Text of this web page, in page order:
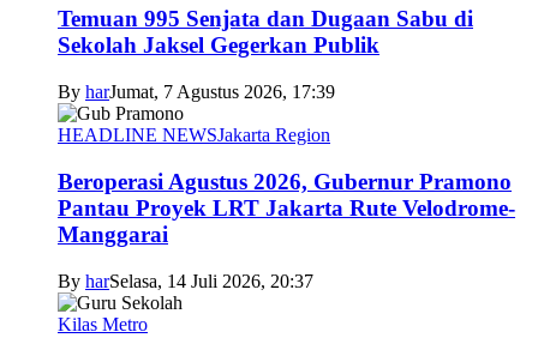
Temuan 995 Senjata dan Dugaan Sabu di
Sekolah Jaksel Gegerkan Publik
By harJumat, 7 Agustus 2026, 17:39
HEADLINE NEWSJakarta Region
Beroperasi Agustus 2026, Gubernur Pramono
Pantau Proyek LRT Jakarta Rute Velodrome-
Manggarai
By harSelasa, 14 Juli 2026, 20:37
Kilas Metro